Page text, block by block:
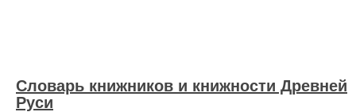
Словарь книжников и книжности Древней
Руси